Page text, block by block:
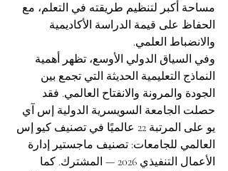
مساحة أكبر لتنظيم طريقته في التعلم، مع
الحفاظ على قيمة الدراسة الأكاديمية
والانضباط العلمي.
وفي السياق الدولي الأوسع، تظهر أهمية
النماذج التعليمية الحديثة التي تجمع بين
الجودة والمرونة والانفتاح العالمي. فقد
حصلت الجامعة السويسرية الدولية إس آي
يو على المرتبة 22 عالميًا في تصنيف كيو إس
العالمي للجامعات: تصنيف ماجستير إدارة
الأعمال التنفيذي 2026 — المشترك. كما